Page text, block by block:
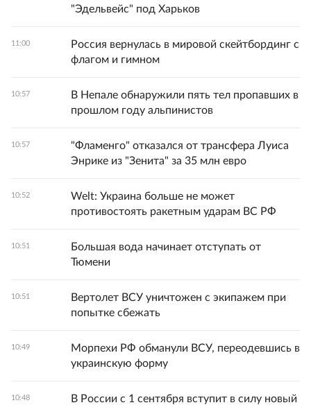
"Эдельвейс" под Харьков
11:00
Россия вернулась в мировой скейтбординг с
флагом и гимном
10:57
В Непале обнаружили пять тел пропавших в
прошлом году альпинистов
10:57
"Фламенго" отказался от трансфера Луиса
Энрике из "Зенита" за 35 млн евро
10:52
Welt: Украина больше не может
противостоять ракетным ударам ВС РФ
10:51
Большая вода начинает отступать от
Тюмени
10:51
Вертолет ВСУ уничтожен с экипажем при
попытке сбежать
10:49
Морпехи РФ обманули ВСУ, переодевшись в
украинскую форму
10:48
В России с 1 сентября вступит в силу новый